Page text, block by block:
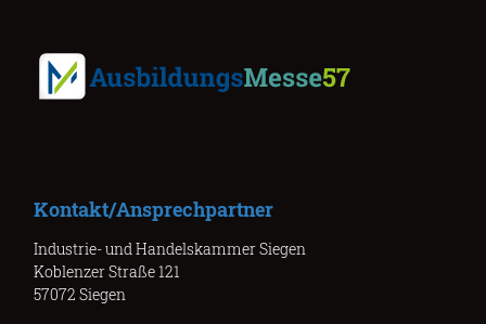
Kontakt/Ansprechpartner
Industrie- und Handelskammer Siegen
Koblenzer Straße 121
57072 Siegen